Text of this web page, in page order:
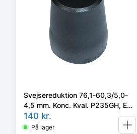
Svejsereduktion 76,1-60,3/5,0-
4,5 mm. Konc. Kval. P235GH, EN
10253-2 type B
140 kr.
På lager